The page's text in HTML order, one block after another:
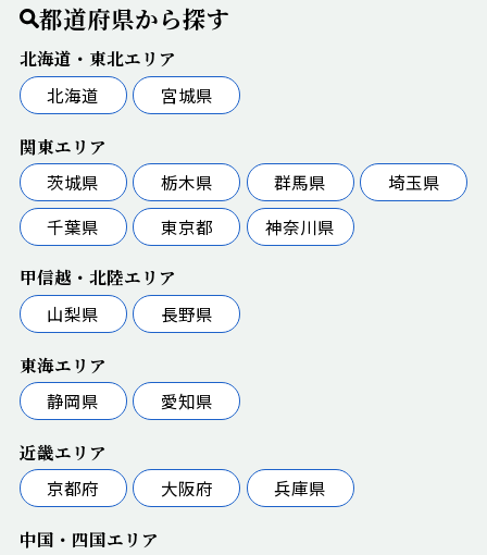
都道府県から探す
北海道・東北エリア
北海道
宮城県
関東エリア
茨城県
栃木県 群馬県
埼玉県
千葉県
東京都 神奈川県
甲信越・北陸エリア
山梨県
長野県
東海エリア
静岡県
愛知県
近畿エリア
京都府
大阪府 兵庫県
中国・四国エリア